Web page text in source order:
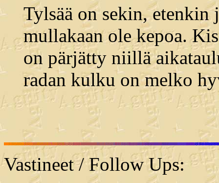
Tylsää on sekin,
mullakaan ole kepoa.
on pärjätty niillä
radan kulku on melko
Vastineet / Follow Ups: